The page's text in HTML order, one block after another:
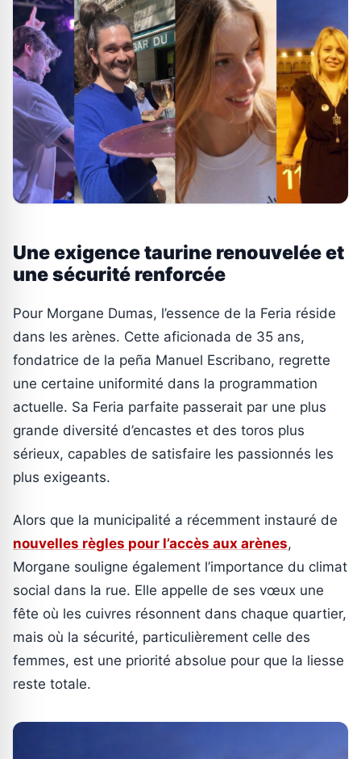
Une exigence taurine renouvelée et
une sécurité renforcée
Pour Morgane Dumas, l’essence de la Feria réside
dans les arènes. Cette aficionada de 35 ans,
fondatrice de la peña Manuel Escribano, regrette
une certaine uniformité dans la programmation
actuelle. Sa Feria parfaite passerait par une plus
grande diversité d’encastes et des toros plus
sérieux, capables de satisfaire les passionnés les
plus exigeants.
Alors que la municipalité a récemment instauré de
nouvelles règles pour l’accès aux arènes,
Morgane souligne également l’importance du climat
social dans la rue. Elle appelle de ses vœux une
fête où les cuivres résonnent dans chaque quartier,
mais où la sécurité, particulièrement celle des
femmes, est une priorité absolue pour que la liesse
reste totale.